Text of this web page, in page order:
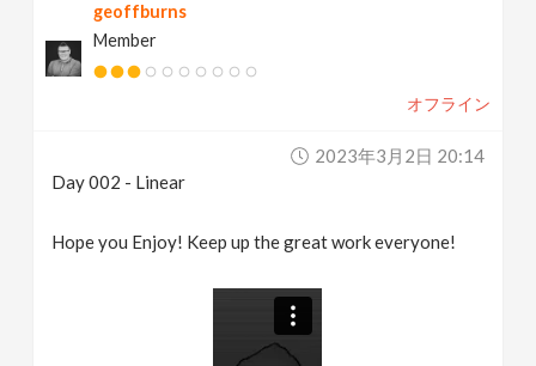
geoffburns
Member
オフライン
2023年3月2日 20:14
Day 002 - Linear
Hope you Enjoy! Keep up the great work everyone!